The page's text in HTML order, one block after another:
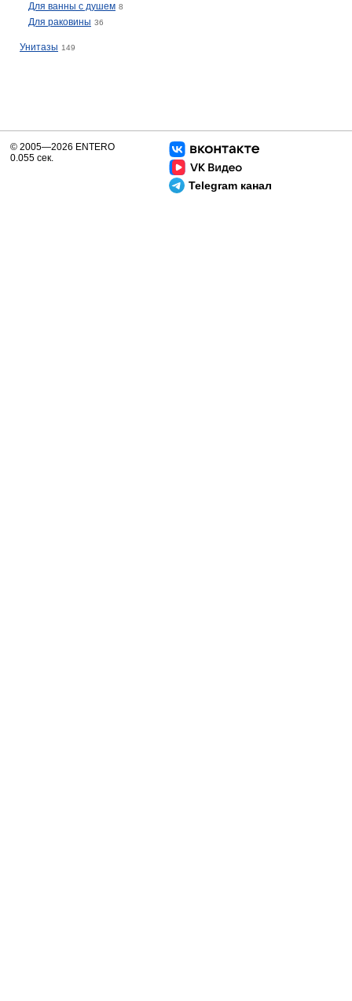
Для ванны с душем 8
Для раковины 36
Унитазы 149
Telegram канал
© 2005—2026 ENTERO
0.055 сек.